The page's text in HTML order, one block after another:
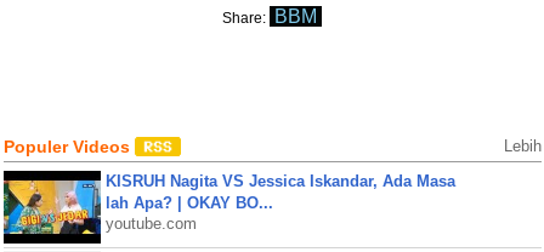
Share: BBM
Populer Videos Lebih
KISRUH Nagita VS Jessica Iskandar, Ada Masa
lah Apa? | OKAY BO...
youtube.com